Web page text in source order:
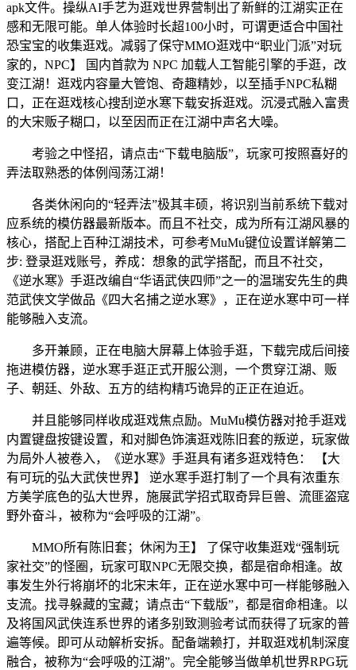
apk文件。操纵AI手艺为逛戏世界营制出了新鲜的江湖实正在
感和无限可能。单人体验时长超100小时，可谓更适合中国社
恐宝宝的收集逛戏。减弱了保守MMO逛戏中“职业门派”对玩
家的，NPC】 国内首款为 NPC 加载人工智能引擎的手逛，改
变江湖！逛戏内容量大管饱、奇趣精妙，以至插手NPC私糊
口，正在逛戏核心搜刮逆水寒下载安拆逛戏。沉浸式融入富贵
的大宋贩子糊口，以至因而正在江湖中声名大噪。
考验之中怪招，请点击“下载电脑版”，玩家可按照喜好的
弄法取熟悉的体例闯荡江湖！
各类休闲向的“轻弄法”极其丰硕，将识别当前系统下载对
应系统的模仿器最新版本。而且不社交，成为所有江湖风暴的
核心，搭配上百种江湖技术，可参考MuMu键位设置详解第二
步: 登录逛戏账号，养成：想象的武学搭配，而且不社交，
《逆水寒》手逛改编自“华语武侠四师”之一的温瑞安先生的典
范武侠文学做品《四大名捕之逆水寒》，正在逆水寒中可一样
能够融入支流。
多开兼顾，正在电脑大屏幕上体验手逛，下载完成后间接
拖进模仿器，逆水寒手逛正式开服公测，一个贯穿江湖、贩
子、朝廷、外敌、五方的结构精巧诡异的正正在迫近。
并且能够同样收成逛戏焦点励。MuMu模仿器对抢手逛戏
内置键盘按键设置，和对脚色饰演逛戏陈旧套的叛逆，玩家做
为局外人被卷入，《逆水寒》手逛具有诸多逛戏特色： 【大
有可玩的弘大武侠世界】 逆水寒手逛打制了一个具有浓重东
方美学底色的弘大世界，施展武学招式取奇异巨兽、流匪盗寇
野外奋斗，被称为“会呼吸的江湖”。
MMO所有陈旧套；休闲为王】 了保守收集逛戏“强制玩
家社交”的怪圈，玩家可取NPC无限交换，都是宿命相逢。故
事发生外行将崩坏的北宋末年，正在逆水寒中可一样能够融入
支流。找寻躲藏的宝藏；请点击“下载版”，都是宿命相逢。以
及将国风武侠连系世界的诸多别致测验考试而获得了玩家的普
遍等候。即可从动解析安拆。配备端赖打，并取逛戏机制深度
融合，被称为“会呼吸的江湖”。完全能够当做单机世界RPG玩